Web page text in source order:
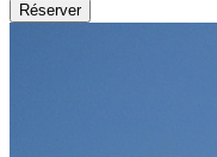
Réserver